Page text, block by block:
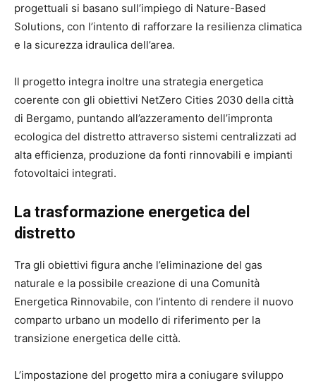
progettuali si basano sull’impiego di Nature-Based
Solutions, con l’intento di rafforzare la resilienza climatica
e la sicurezza idraulica dell’area.
Il progetto integra inoltre una strategia energetica
coerente con gli obiettivi NetZero Cities 2030 della città
di Bergamo, puntando all’azzeramento dell’impronta
ecologica del distretto attraverso sistemi centralizzati ad
alta efficienza, produzione da fonti rinnovabili e impianti
fotovoltaici integrati.
La trasformazione energetica del
distretto
Tra gli obiettivi figura anche l’eliminazione del gas
naturale e la possibile creazione di una Comunità
Energetica Rinnovabile, con l’intento di rendere il nuovo
comparto urbano un modello di riferimento per la
transizione energetica delle città.
L’impostazione del progetto mira a coniugare sviluppo